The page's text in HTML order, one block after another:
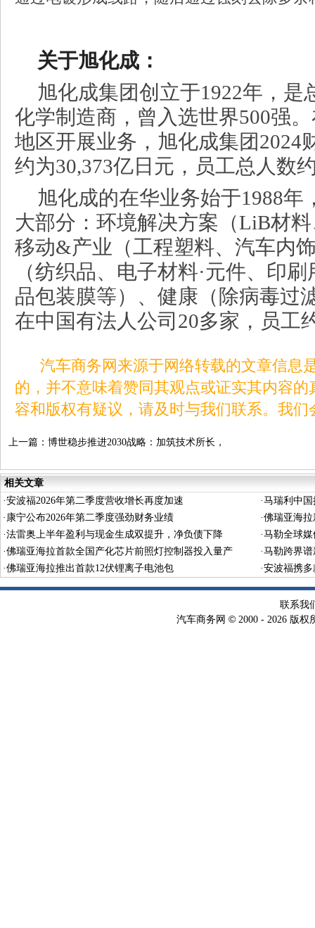
关于旭化成：
旭化成集团创立于1922年，是
化学制造商，曾入选世界500强
地区开展业务，旭化成集团2024
约为30,373亿日元，员工总人数
旭化成的在华业务始于1988年
大部分：环境解决方案（LiB材
移动&产业（工程塑料、汽车内
（纺织品、电子材料·元件、印
品包装膜等）、健康（除病毒过
在中国有法人公司20多家，员工
汽车商务网来源于网络转载的文章信息
的，并不意味着赞同其观点或证实其内容
容和版权有疑议，请及时与我们联系。我
上一篇： 博世稳步推进2030战略：加筑技术所长，
相关文章
·安波福2026年第二季度营收增长再度加速 ·马瑞利中
· 康宁公布2026年第二季度强劲财务业绩 ·佛瑞亚海
·法雷奥上半年盈利与现金生成双提升，净负债下降 ·马勒全球
·佛瑞亚海拉首款全国产化芯片前照灯控制器投入量产 ·马勒跨界
·佛瑞亚海拉推出首款12伏锂离子电池包 ·安波福携
联系我
汽车商务网 © 2000 - 2026 版权